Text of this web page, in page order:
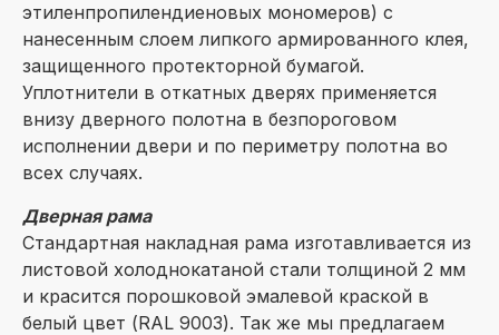
этиленпропилендиеновых мономеров) с
нанесенным слоем липкого армированного клея,
защищенного протекторной бумагой.
Уплотнители в откатных дверях применяется
внизу дверного полотна в безпороговом
исполнении двери и по периметру полотна во
всех случаях.
Дверная рама
Стандартная накладная рама изготавливается из
листовой холоднокатаной стали толщиной 2 мм
и красится порошковой эмалевой краской в
белый цвет (RAL 9003). Так же мы предлагаем